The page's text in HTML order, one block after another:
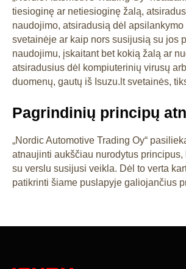
tiesioginę ar netiesioginę žalą,
naudojimo, atsiradusią dėl apsilankymo
svetainėje ar kaip nors susijusią su jos
naudojimu, įskaitant bet kokią žalą ar
atsiradusius dėl kompiuterinių virusų
duomenų, gautų iš Isuzu.lt svetainės,
Pagrindinių principų
„Nordic Automotive Trading Oy“
atnaujinti aukščiau nurodytus principus,
su verslu susijusi veikla. Dėl to verta
patikrinti šiame puslapyje galiojančius